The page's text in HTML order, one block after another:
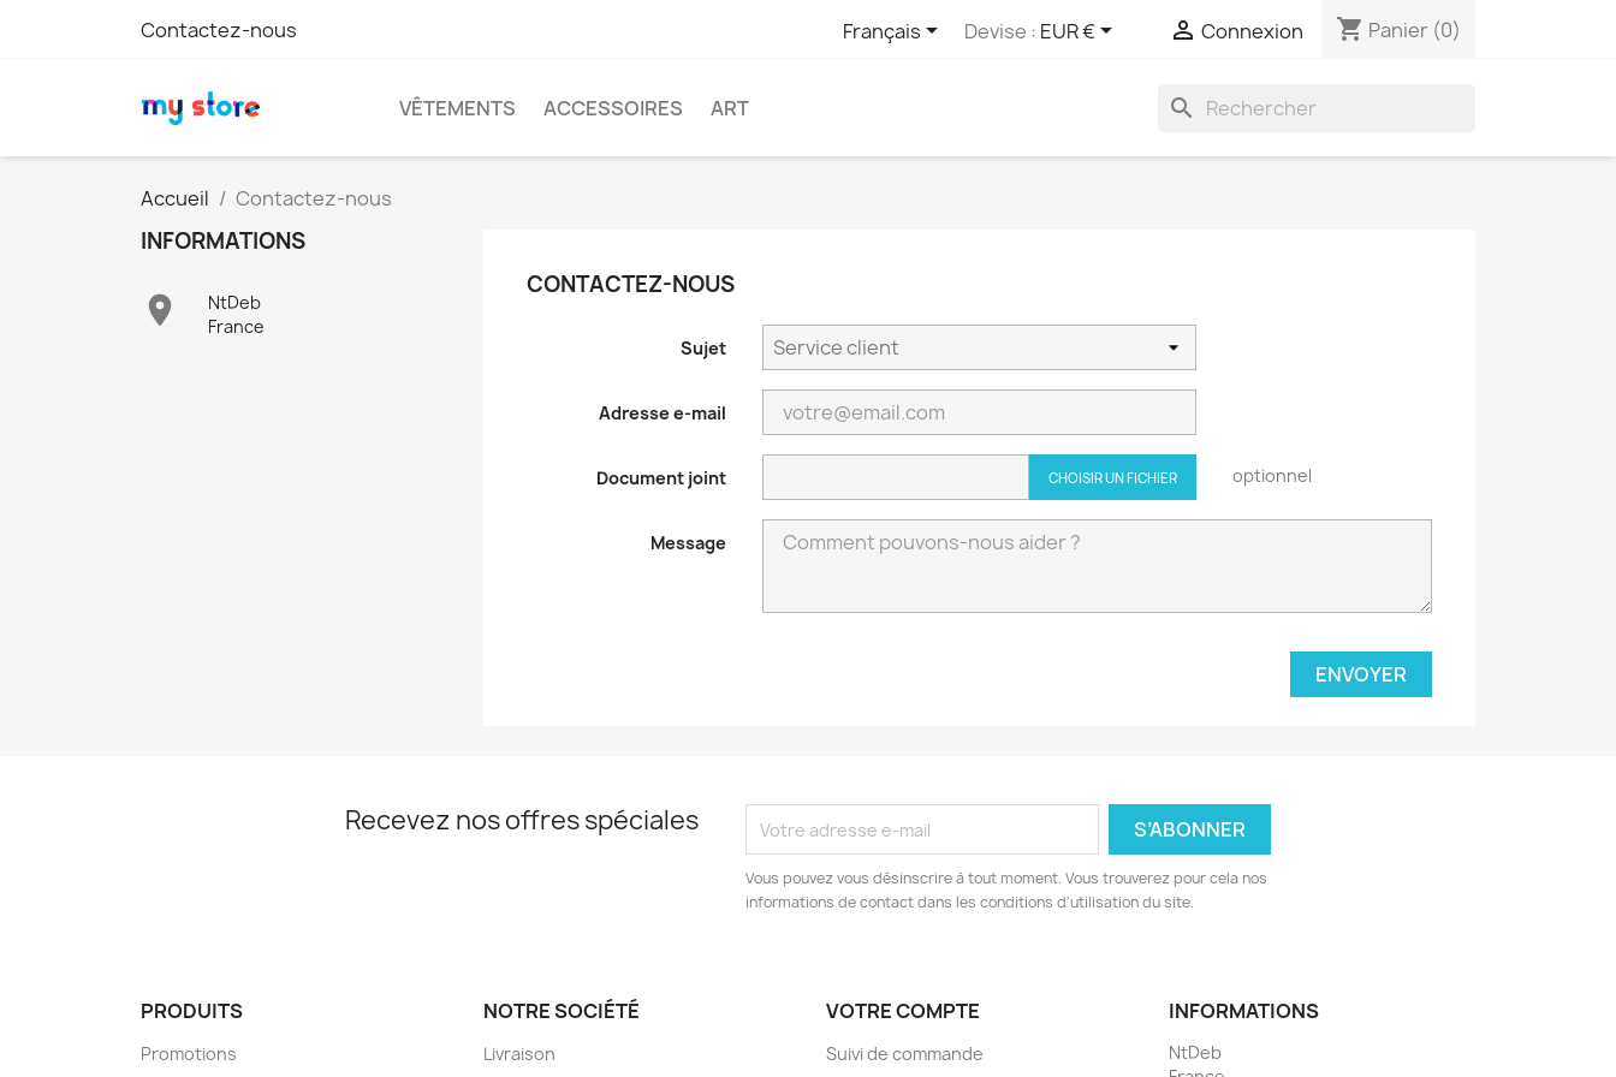
Contactez-nous Français Devise : EUR €  Connexion shopping_cart Panier (0)
VÊTEMENTS ACCESSOIRES ART search
Accueil Contactez-nous
INFORMATIONS

NtDeb
France
CONTACTEZ-NOUS
Sujet
Adresse e-mail
Document joint CHOISIR UN FICHIER optionnel
Message
Recevez nos offres spéciales
Vous pouvez vous désinscrire à tout moment. Vous trouverez pour cela nos
informations de contact dans les conditions d'utilisation du site.
PRODUITS
Promotions
NOTRE SOCIÉTÉ
Livraison
VOTRE COMPTE
Suivi de commande
INFORMATIONS
NtDeb